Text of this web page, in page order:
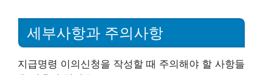
세부사항과 주의사항
지급명령 이의신청을 작성할 때 주의해야 할 사항들